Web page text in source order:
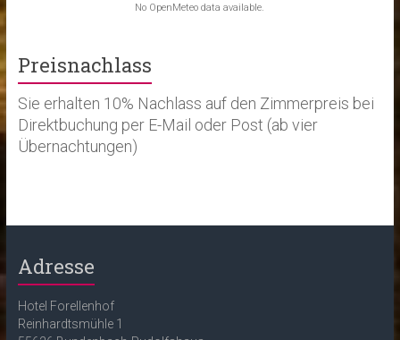
No OpenMeteo data available.
Preisnachlass
Sie erhalten 10% Nachlass auf den Zimmerpreis bei
Direktbuchung per E-Mail oder Post (ab vier
Übernachtungen)
Adresse
Hotel Forellenhof
Reinhardtsmühle 1